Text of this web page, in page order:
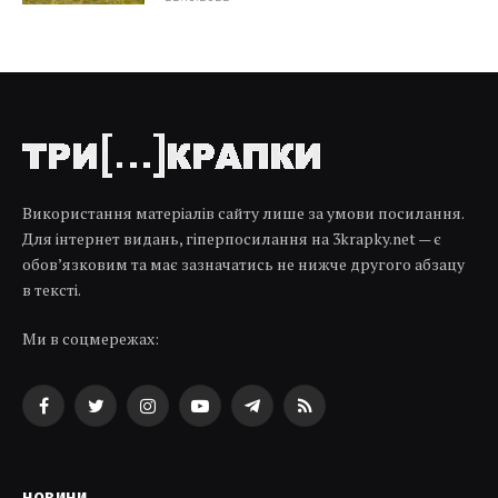
Використання матеріалів сайту лише за умови посилання.
Для інтернет видань, гіперпосилання на 3krapky.net — є
обов’язковим та має зазначатись не нижче другого абзацу
в тексті.
Ми в соцмережах:
FacebookTwitterInstagramYouTubeTelegramRSS